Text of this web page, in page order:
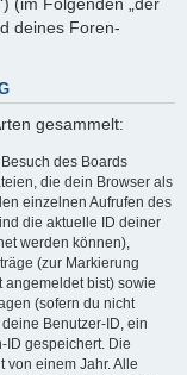
deines Foren-
gesammelt:
des Boards
die dein Browser als
einzelnen Aufrufen des
die aktuelle ID deiner
werden können),
(zur Markierung
bist) sowie
(sofern du nicht
Benutzer-ID, ein
ID gespeichert. Die
einem Jahr. Alle